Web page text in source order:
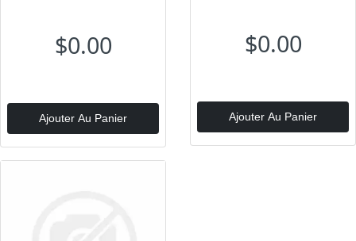
$0.00
Ajouter Au Panier
$0.00
Ajouter Au Panier